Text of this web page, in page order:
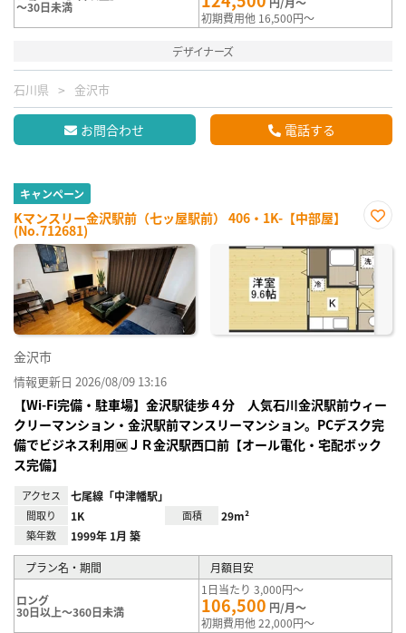
～30日未満
初期費用他 16,500円～
デザイナーズ
石川県 金沢市
お問合わせ 電話する
キャンペーン
Kマンスリー金沢駅前（七ッ屋駅前） 406・1K-【中部屋】
(No.712681)
に入
り登
録
金沢市
情報更新日 2026/08/09 13:16
【Wi-Fi完備・駐車場】金沢駅徒歩４分 人気石川金沢駅前ウィー
クリーマンション・金沢駅前マンスリーマンション。PCデスク完
備でビジネス利用🆗ＪＲ金沢駅西口前【オール電化・宅配ボック
ス完備】
アクセス 七尾線「中津幡駅」
間取り 1K 面積 29m²
築年数 1999年 1月 築
プラン名・期間 月額目安
ロング
30日以上～360日未満
1日当たり 3,000円～
106,500 円/月～
初期費用他 22,000円～